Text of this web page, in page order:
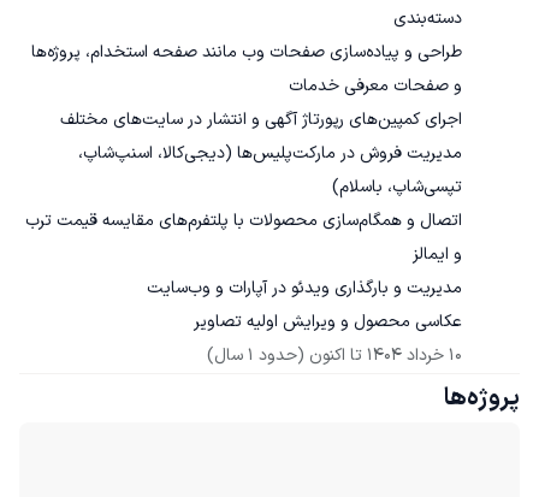
طراحی و پیاده‌سازی صفحات وب مانند صفحه استخدام، پروژه‌ها
مدیریت فروش در مارکت‌پلیس‌ها (دیجی‌کالا، اسنپ‌شاپ،
اتصال و همگام‌سازی محصولات با پلتفرم‌های مقایسه قیمت ترب
عکاسی محصول و ویرایش اولیه تصاویر
10 خرداد 1404
تا اکنون (حدود 1 سال)
پروژه‌ها